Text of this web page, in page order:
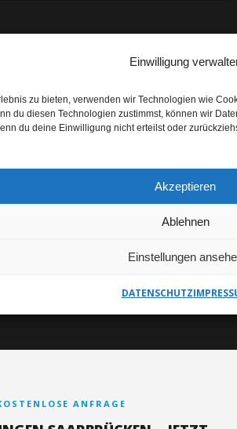
Einwilligung
zu bieten, verwenden wir Technologien wie
du diesen Technologien zustimmst, können wir
du deine Einwilligung nicht erteilst oder
Akzeptieren
Ablehnen
Einstellungen
DATENSCHUTZ
SAARBRÜCKEN ANFRAGEN
✉
ADRESSE
Friedrichstalweg
76646 Bruchsal
ANFRAGE